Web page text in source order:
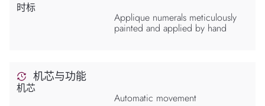
时标
Applique numerals meticulously
painted and applied by hand
机芯与功能
机芯
Automatic movement